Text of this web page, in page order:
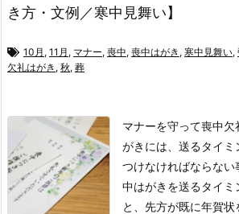
き方・文例／寒中見舞い】
10月 , 11月 , マナー, 喪中, 喪中はがき , 寒中見舞い,
欠礼はがき , 秋, 葬
マナーを守って喪中欠
がきには、送るタイ
つけなければならない
中はがきを送るタイミ
と、先方が既に年賀